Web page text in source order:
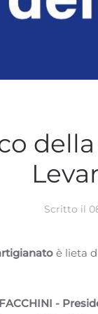
Scritto il
è lieta
-